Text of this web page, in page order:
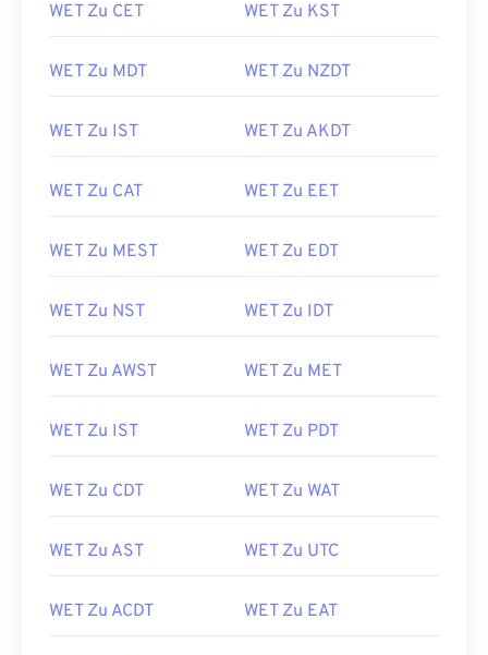
WET Zu CET WET Zu KST
WET Zu MDT WET Zu NZDT
WET Zu IST WET Zu AKDT
WET Zu CAT WET Zu EET
WET Zu MEST WET Zu EDT
WET Zu NST WET Zu IDT
WET Zu AWST WET Zu MET
WET Zu IST WET Zu PDT
WET Zu CDT WET Zu WAT
WET Zu AST WET Zu UTC
WET Zu ACDT WET Zu EAT